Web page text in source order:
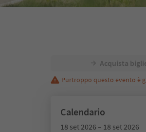
Acquista
Purtroppo questo evento è
Calendario
18 set 2026 – 18 set 2026